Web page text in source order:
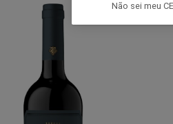
Não sei meu